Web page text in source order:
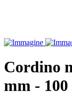
Cordino
mm -